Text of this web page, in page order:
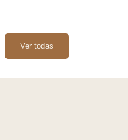
Ver todas